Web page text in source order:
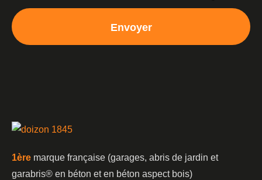
Envoyer
1ère marque française (garages, abris de jardin et
garabris®️ en béton et en béton aspect bois)